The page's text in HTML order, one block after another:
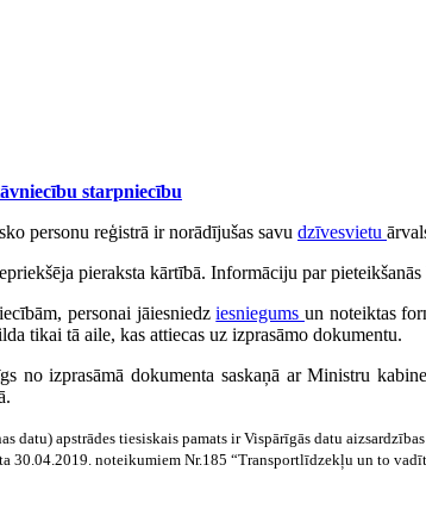
starpniecību
personu reģistrā ir norādījušas savu dzīvesvietu
pieraksta kārtībā. Informāciju par
personai jāiesniedziesniegums un noteiktas
tikai tā aile, kas attiecas uz izprasāmo dokumentu.
no izprasāmā dokumenta saskaņā ar Ministru
datu) apstrādes tiesiskais pamats ir Vispārīgās datu
30.04.2019. noteikumiem Nr.185 “Transportlīdzekļu un to